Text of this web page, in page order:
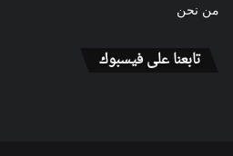
من نحن
تابعنا على فيسبوك